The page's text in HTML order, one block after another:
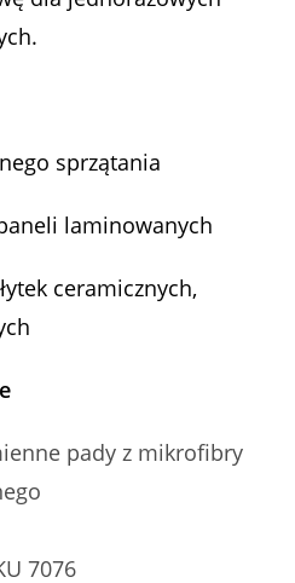
sprzątania
laminowanych
ceramicznych,
pady z mikrofibry
7076